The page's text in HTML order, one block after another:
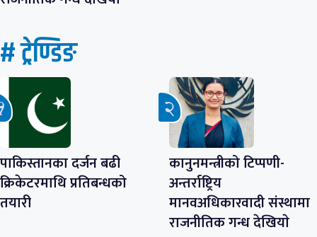
# ट्रेण्डिङ
पाकिस्तानका दर्जन बढी
क्रिकेटरमाथि प्रतिबन्धको
तयारी
कानुनमन्त्रीको टिप्पणी-
अन्तर्राष्ट्रिय
मानवअधिकारवादी संस्थामा
राजनीतिक गन्ध देखियाे